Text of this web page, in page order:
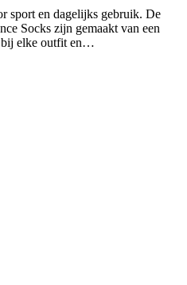
sport en dagelijks gebruik. De
Socks zijn gemaakt van een
bij elke outfit en…